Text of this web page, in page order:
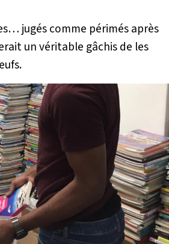
jugés comme périmés après
un véritable gâchis de les